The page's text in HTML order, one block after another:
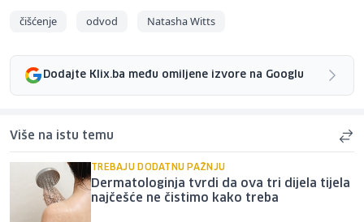
čišćenje odvod Natasha Witts
Dodajte Klix.ba među omiljene izvore na Googlu
Više na istu temu
TREBAJU DODATNU PAŽNJU
Dermatologinja tvrdi da ova tri dijela tijela
najčešće ne čistimo kako treba